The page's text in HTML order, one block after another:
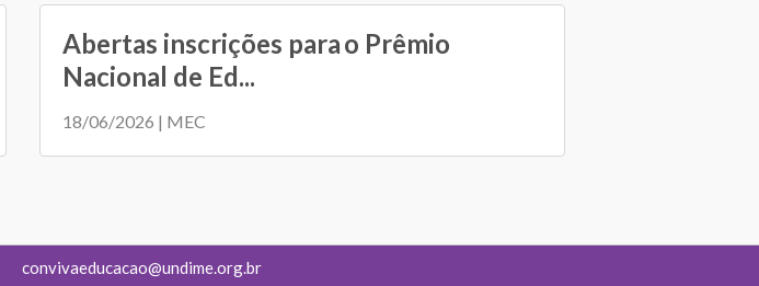
Abertas inscrições para o Prêmio
Nacional de Ed...
18/06/2026 | MEC
convivaeducacao@undime.org.br